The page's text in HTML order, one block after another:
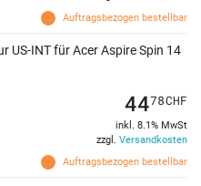
Auftragsbezogen bestellbar
US-INT für Acer Aspire Spin 14
Auftragsbezogen bestellbar
4478CHF
inkl. 8.1% MwSt
zzgl. Versandkosten